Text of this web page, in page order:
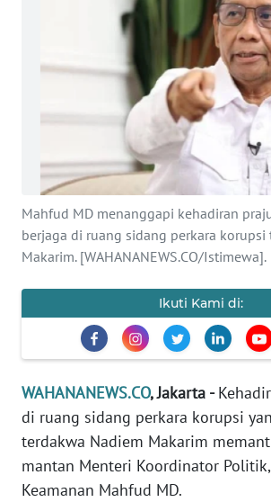
Mahfud MD menanggapi kehadiran
berjaga di ruang sidang perkara korupsi
Makarim. [WAHANANEWS.CO/Istimewa].
Ikuti Kami di:
WAHANANEWS.CO, Jakarta -
di ruang sidang perkara korupsi
terdakwa Nadiem Makarim
mantan Menteri Koordinator
Keamanan Mahfud MD.
INTERNASIONAL
PENDIDIKAN
OLAHRAGA
EDITORIAL
Informasi
INDEKS